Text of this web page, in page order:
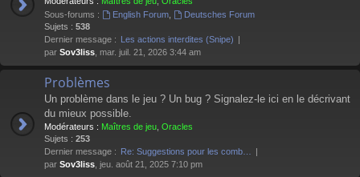
Sous-forums :
English Forum,
Deutsches Forum
Sujets : 538
Dernier message : Les actions interdites (Snipe)
par Sov3liss , mar. juil. 21, 2026 3:44 am
Problèmes
Un problème dans le jeu ? Un bug ? Signalez-le ici en le décrivant
du mieux possible.
Modérateurs : Maîtres de jeu Oracles
Sujets : 253
Dernier message : Re: Suggestions pour les comb…
par Sov3liss , jeu. août 21, 2025 7:10 pm